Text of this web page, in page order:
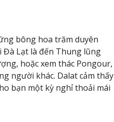
bông hoa trăm duyên
Đà Lạt là đến Thung lũng
hoặc xem thác Pongour,
người khác. Dalat cảm thấy
bạn một kỳ nghỉ thoải mái